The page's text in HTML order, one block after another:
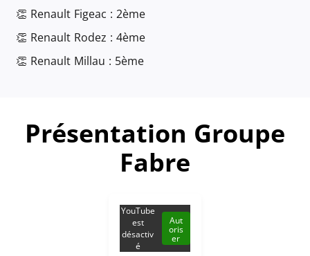
👏 Renault Figeac : 2ème
👏 Renault Rodez : 4ème
👏 Renault Millau : 5ème
Présentation Groupe
Fabre
YouTube
est
désactiv
é
Aut
oris
er